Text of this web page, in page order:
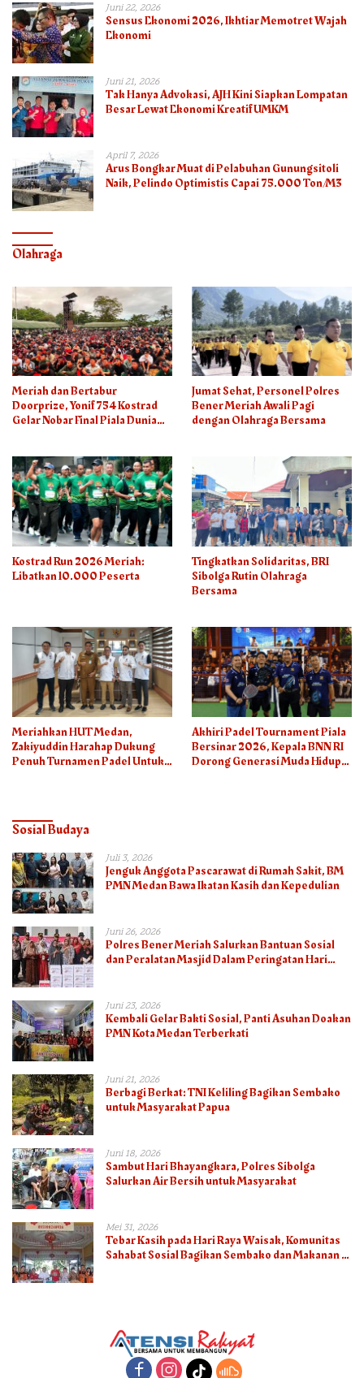
Juni 22, 2026
Sensus Ekonomi 2026, Ikhtiar Memotret Wajah
Ekonomi
Juni 21, 2026
Tak Hanya Advokasi, AJH Kini Siapkan Lompatan
Besar Lewat Ekonomi Kreatif UMKM
April 7, 2026
Arus Bongkar Muat di Pelabuhan Gunungsitoli
Naik, Pelindo Optimistis Capai 75.000 Ton/M3
Olahraga
Meriah dan Bertabur
Doorprize, Yonif 754 Kostrad
Gelar Nobar Final Piala Dunia
Jumat Sehat, Personel Polres
Bener Meriah Awali Pagi
dengan Olahraga Bersama
Kostrad Run 2026 Meriah:
Libatkan 10.000 Peserta
Tingkatkan Solidaritas, BRI
Sibolga Rutin Olahraga
Bersama
Meriahkan HUT Medan,
Zakiyuddin Harahap Dukung
Penuh Turnamen Padel Untuk
Akhiri Padel Tournament Piala
Bersinar 2026, Kepala BNN RI
Dorong Generasi Muda Hidup
Sosial Budaya
Juli 3, 2026
Jenguk Anggota Pascarawat di Rumah Sakit, BM
PMN Medan Bawa Ikatan Kasih dan Kepedulian
Juni 26, 2026
Polres Bener Meriah Salurkan Bantuan Sosial
dan Peralatan Masjid Dalam Peringatan Hari
Juni 23, 2026
Kembali Gelar Bakti Sosial, Panti Asuhan Doakan
PMN Kota Medan Terberkati
Juni 21, 2026
Berbagi Berkat: TNI Keliling Bagikan Sembako
untuk Masyarakat Papua
Juni 18, 2026
Sambut Hari Bhayangkara, Polres Sibolga
Salurkan Air Bersih untuk Masyarakat
Mei 31, 2026
Tebar Kasih pada Hari Raya Waisak, Komunitas
Sahabat Sosial Bagikan Sembako dan Makanan di